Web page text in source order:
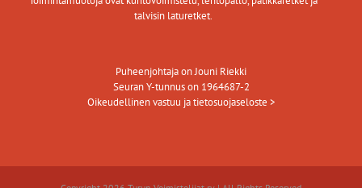
talvisin laturetket.
Puheenjohtaja on Jouni Riekki
Seuran Y-tunnus on 1964687-2
Oikeudellinen vastuu ja tietosuojaseloste >